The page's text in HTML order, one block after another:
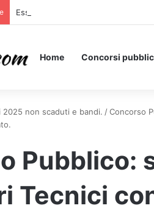
Essere Pagati per Stare a Letto:
Home Concorsi
2025 non scaduti e bandi. /Concorso
Pubblico:
Tecnici